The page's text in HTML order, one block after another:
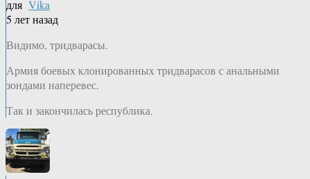
для Vika
5 лет назад
Видимо, тридварасы.
Армия боевых клонированных тридварасов с анальными
зондами наперевес.
Так и закончилась республика.